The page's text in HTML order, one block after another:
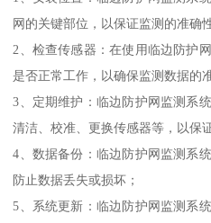
网的关键部位，以保证监测的准确
2、检查传感器：在使用临边防护
是否正常工作，以确保监测数据的
3、定期维护：临边防护网监测系
清洁、校准、更换传感器等，以保
4、数据备份：临边防护网监测系
防止数据丢失或损坏；
5、系统更新：临边防护网监测系